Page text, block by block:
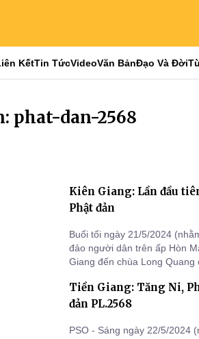
KếtTin TứcVideoVăn BảnĐạo Và Đời
phat-dan-2568
Kiên Giang: Lần đầu
Phật đản
Buổi tối ngày 21/5/2024
đảo người dân trên ấp Hòn
Giang đến chùa Long Quang
Tiền Giang: Tăng Ni,
đản PL.2568
PSO - Sáng ngày 22/5/2024